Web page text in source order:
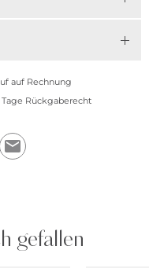
auf Rechnung
Tage Rückgaberecht
gefallen